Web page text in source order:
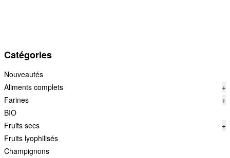
Catégories
Nouveautés
Aliments complets
+
Farines
+
BIO
Fruits secs
+
Fruits lyophilisés
Champignons